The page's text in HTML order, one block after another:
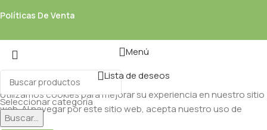
Políticas De Venta
Seleccionar categoría
Buscar...
Menú
Lista de deseos
Utilizamos cookies para mejorar su experiencia en nuestro sitio
web. Al navegar por este sitio web, acepta nuestro uso de
cookies.